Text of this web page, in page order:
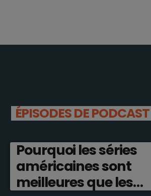
ÉPISODES DE PODCAST
Pourquoi les séries
américaines sont
meilleures que les